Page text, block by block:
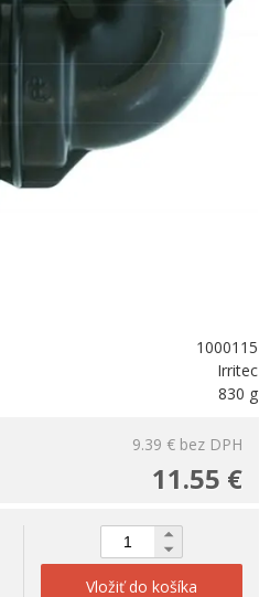
1000115
Irritec
830 g
9.39 € bez DPH
11.55 €
Vložiť do košíka